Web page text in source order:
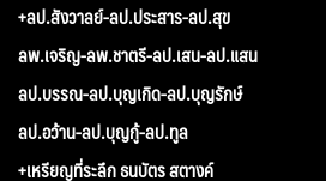
+ลป.สังวาลย์-ลป.ประสาร-ลป.สุข
ลพ.เจริญ-ลพ.ชาตรี-ลป.เสน-ลป.แสน
ลป.บรรณ-ลป.บุญเกิด-ลป.บุญรักษ์
ลป.อว้าน-ลป.บุญกู้-ลป.ทูล
+เหรียญที่ระลึก ธนบัตร สตางค์